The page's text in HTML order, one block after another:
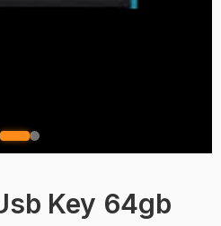
Key 64gb